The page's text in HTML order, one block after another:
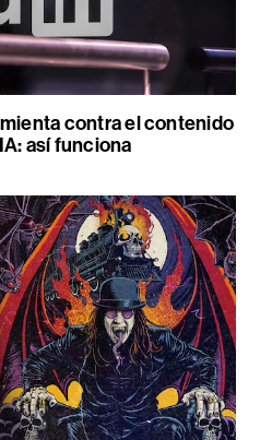
contra el contenido
así funciona